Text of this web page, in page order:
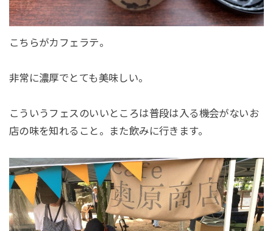
こちらがカフェラテ。
非常に濃厚でとても美味しい。
こういうフェスのいいところは普段は入る機会がないお
店の味を知れること。また飲みに行きます。